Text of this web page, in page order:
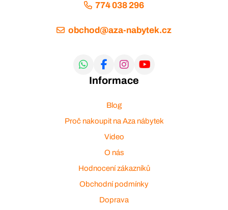
774 038 296
obchod@aza-nabytek.cz
Informace
Blog
Proč nakoupit na Aza nábytek
Video
O nás
Hodnocení zákazníků
Obchodní podmínky
Doprava